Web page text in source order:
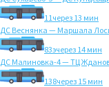
11через 13 мин
ДС Веснянка — Маршала
83эчерез 14 мин
ДС Малиновка-4 — ТЦ
138через 15 мин